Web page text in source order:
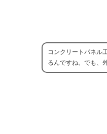
コンクリートパネル
るんですね。でも、